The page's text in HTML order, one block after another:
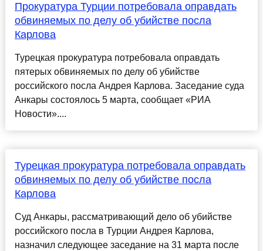
Прокуратура Турции потребовала оправдать
обвиняемых по делу об убийстве посла
Карлова
Турецкая прокуратура потребовала оправдать
пятерых обвиняемых по делу об убийстве
российского посла Андрея Карлова. Заседание суда
Анкары состоялось 5 марта, сообщает «РИА
Новости»....
Турецкая прокуратура потребовала оправдать
обвиняемых по делу об убийстве посла
Карлова
Суд Анкары, рассматривающий дело об убийстве
российского посла в Турции Андрея Карлова,
назначил следующее заседание на 31 марта после